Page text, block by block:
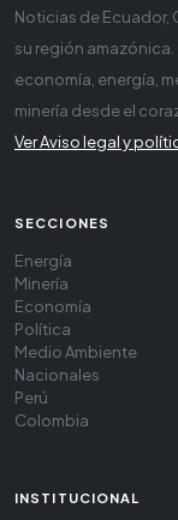
Noticias de Ecuador,
su región
economía, energía,
minería desde el
Ver Aviso legal y
SECCIONES
Energía
Minería
Economía
Política
Medio Ambiente
Nacionales
Perú
Colombia
INSTITUCIONAL